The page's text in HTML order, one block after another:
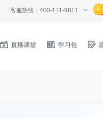
客服热线：400-111-9811
直播课堂 学习包